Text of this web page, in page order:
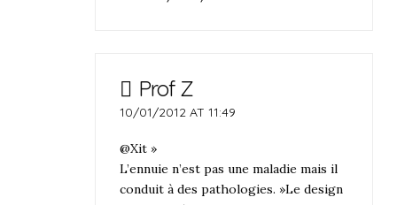
Prof Z
10/01/2012 AT 11:49
@Xit »
L’ennuie n’est pas une maladie mais il
conduit à des pathologies. »Le design